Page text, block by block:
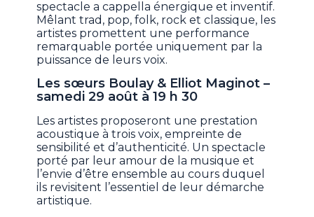
spectacle a cappella énergique et inventif.
Mêlant trad, pop, folk, rock et classique, les
artistes promettent une performance
remarquable portée uniquement par la
puissance de leurs voix.
Les sœurs Boulay & Elliot Maginot –
samedi 29 août à 19 h 30
Les artistes proposeront une prestation
acoustique à trois voix, empreinte de
sensibilité et d’authenticité. Un spectacle
porté par leur amour de la musique et
l’envie d’être ensemble au cours duquel
ils revisitent l’essentiel de leur démarche
artistique.